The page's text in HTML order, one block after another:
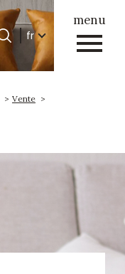
menu
Langue
fr
Vente